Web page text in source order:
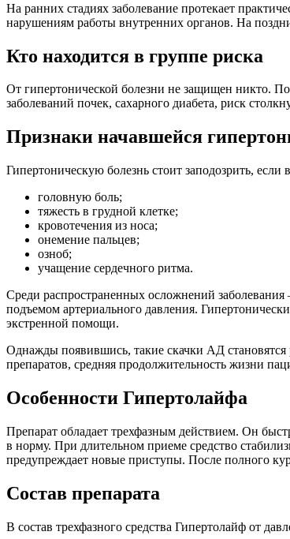
На ранних стадиях заболевание протекает
нарушениям работы внутренних органов. На
Кто находится в группе риска
От гипертонической болезни не защищен никто. По
заболеваний почек, сахарного диабета, риск
Признаки начавшейся
Гипертоническую болезнь стоит заподозрить,
головную боль;
тяжесть в грудной клетке;
кровотечения из носа;
онемение пальцев;
озноб;
учащение сердечного ритма.
Среди распространенных осложнений
подъемом артериального давления.
экстренной помощи.
Однажды появившись, такие скачки АД
препаратов, средняя продолжительность жизни
Особенности Гипертолайфа
Препарат обладает трехфазным действием. Он
в норму. При длительном приеме средство
предупреждает новые приступы. После полного
Состав препарата
В состав трехфазного средства Гипертолайф от